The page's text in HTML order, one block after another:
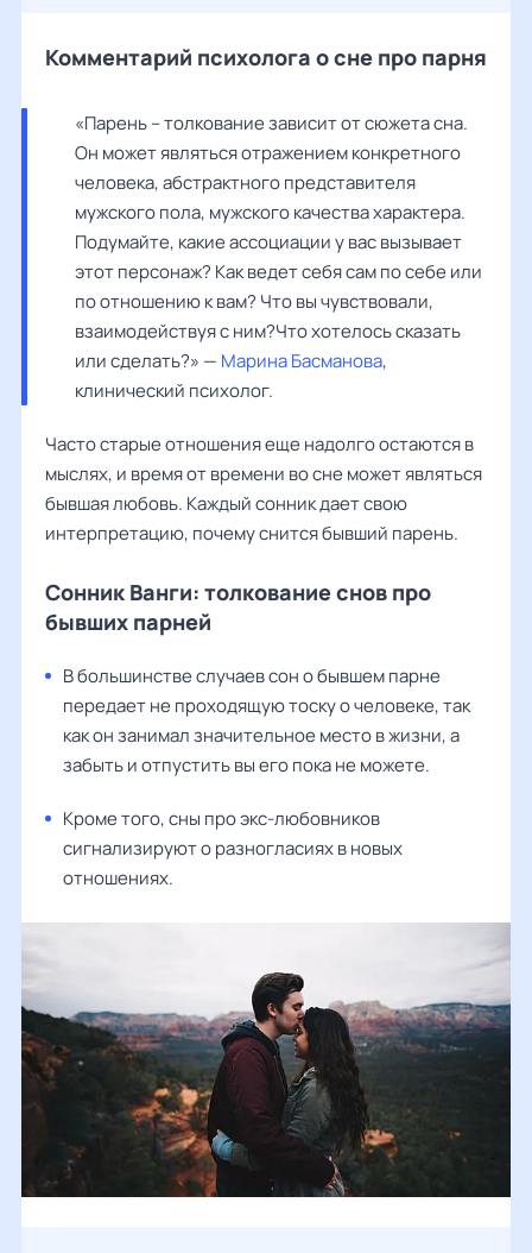
Комментарий психолога о сне про парня
«Парень – толкование зависит от сюжета сна.
Он может являться отражением конкретного
человека, абстрактного представителя
мужского пола, мужского качества характера.
Подумайте, какие ассоциации у вас вызывает
этот персонаж? Как ведет себя сам по себе или
по отношению к вам? Что вы чувствовали,
взаимодействуя с ним?Что хотелось сказать
или сделать?» — Марина Басманова,
клинический психолог.
Часто старые отношения еще надолго остаются в
мыслях, и время от времени во сне может являться
бывшая любовь. Каждый сонник дает свою
интерпретацию, почему снится бывший парень.
Сонник Ванги: толкование снов про
бывших парней
В большинстве случаев сон о бывшем парне
передает не проходящую тоску о человеке, так
как он занимал значительное место в жизни, а
забыть и отпустить вы его пока не можете.
Кроме того, сны про экс-любовников
сигнализируют о разногласиях в новых
отношениях.